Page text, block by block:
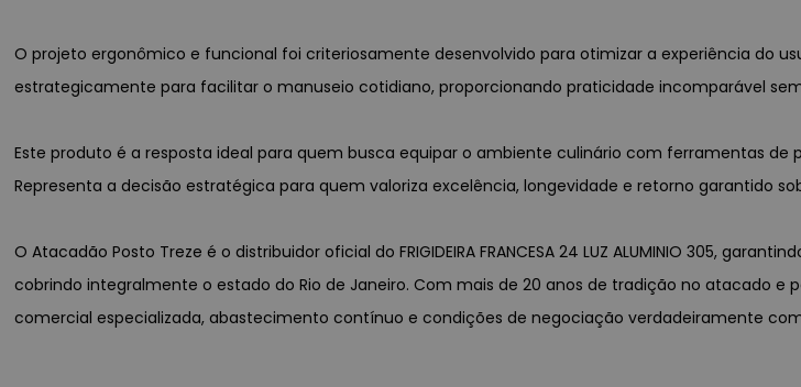
O projeto ergonômico e funcional foi criteriosamente desenvolvido para otimizar a experiência do
estrategicamente para facilitar o manuseio cotidiano, proporcionando praticidade incomparável
Este produto é a resposta ideal para quem busca equipar o ambiente culinário com ferramentas
Representa a decisão estratégica para quem valoriza excelência, longevidade e retorno garantido
O Atacadão Posto Treze é o distribuidor oficial do FRIGIDEIRA FRANCESA 24 LUZ ALUMINIO 305,
cobrindo integralmente o estado do Rio de Janeiro. Com mais de 20 anos de tradição no atacado
comercial especializada, abastecimento contínuo e condições de negociação verdadeiramente